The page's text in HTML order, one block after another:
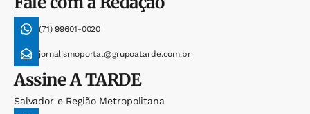
(71) 99601-0020
jornalismoportal@grupoatarde.com.br
AssineA TARDE
Salvador e Região Metropolitana